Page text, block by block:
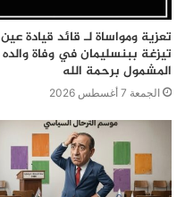
تعزية ومواساة لـ قائد قيادة عين
تيزغة ببنسليمان في وفاة والده
المشمول برحمة الله
الجمعة 7 أغسطس 2026